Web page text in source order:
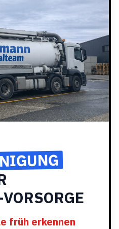
früh erkennen